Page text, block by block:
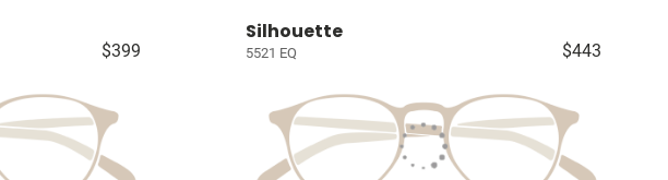
$399
Silhouette
5521 EQ $443